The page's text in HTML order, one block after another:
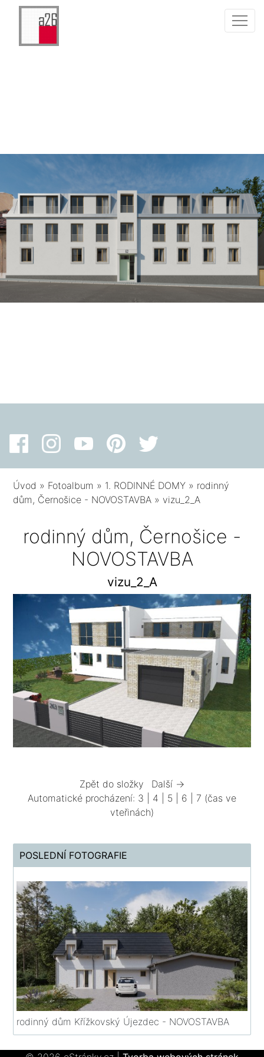
Úvod » Fotoalbum » 1. RODINNÉ DOMY » rodinný
dům, Černošice - NOVOSTAVBA »vizu_2_A
rodinný dům, Černošice -
NOVOSTAVBA
vizu_2_A
Zpět do složky
Další →
Automatické procházení: 3 4 5 6 7 (čas ve
vteřinách)
POSLEDNÍ FOTOGRAFIE
rodinný dům Křížkovský Újezdec - NOVOSTAVBA